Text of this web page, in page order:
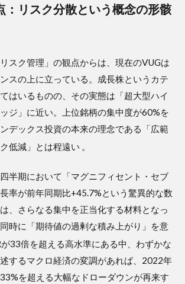
：リスク分散という概念の形骸
スク管理」の観点からは、現在のVUGは
スの上に立っている。成長株というカテ
はいるものの、その実態は「超大型ハイ
ジ」に近い。上位銘柄の集中度が60%を
デックス投資の本来の理念である「広範
低減」とは程遠い 。
半期において「マグニフィセント・セブ
率が前年同期比+45.7%という驚異的な数
、さらなる集中を正当化する材料となっ
時に「期待値の過剰な積み上がり」を意
が33倍を超える高水準にある中、わずかな
するマクロ経済の変調があれば、2022年
を超える大幅なドローダウンが再来す